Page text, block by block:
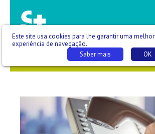
SAÚDE QUE SE VÊ
Este site usa cookies para lhe garantir uma melhor
experiência de navegação.
OK
Saber mais